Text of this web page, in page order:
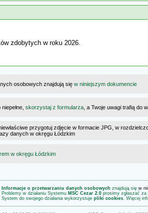
zdobytych w roku 2026.
osobowych znajdują się w niniejszym dokumencie
skorzystaj z formularza , a Twoje uwagi trafią do
przygotuj zdjęcie w formacie JPG, w
danych w okręgu Łódzkim
w okręgu Łódzkim
Informacje o przetwarzaniu danych osobowych znajdują się w
Problemy w działaniu Systemu MSC Cezar 2.0 prosimy zgłaszać za
System do swojego działania wykorzystuje pliki cookies. Więcej